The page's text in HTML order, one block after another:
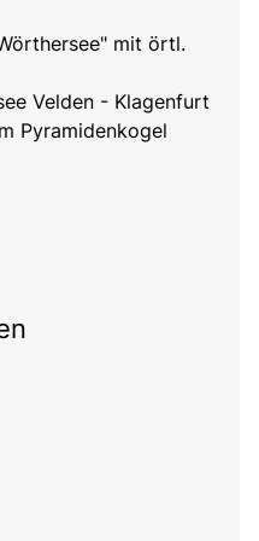
mit örtl.
Velden - Klagenfurt
Pyramidenkogel